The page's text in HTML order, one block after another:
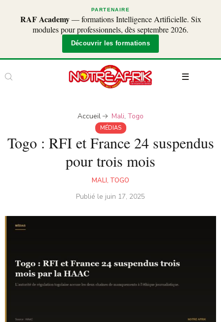
PARTENAIRE
RAF Academy— formations Intelligence Artificielle. Six
modules pour professionnels, dès septembre 2026.
Découvrir les formations
Accueil Mali,Togo
MÉDIAS
Togo : RFI et France 24 suspendus
pour trois mois
MALI, TOGO
Publié le juin 17, 2025